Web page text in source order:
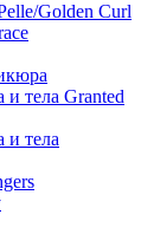
Golden Curl
тела Granted
и тела